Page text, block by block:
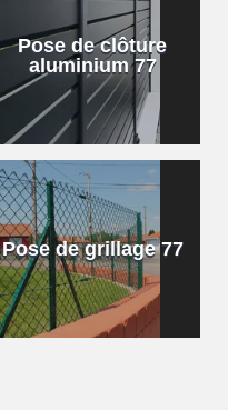
Pose de clôture
aluminium 77
Pose de grillage 77